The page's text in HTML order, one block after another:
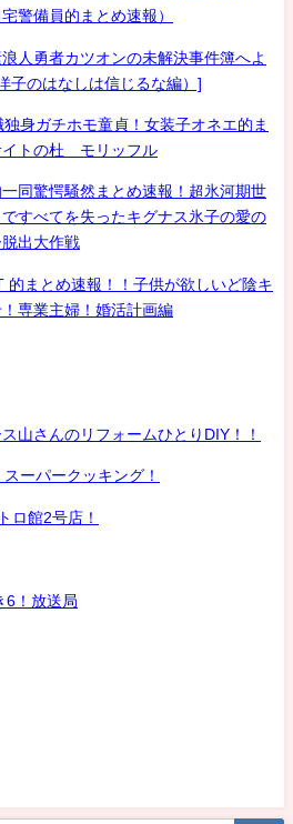
警備員的まとめ速報）
人勇者カツオンの未解決事件簿へよ
子のはなしは信じるな編）]
ガチホモ童貞！女装子オネエ的ま
イトの杜 モリッフル
同驚愕騒然まとめ速報！超氷河期世
すべてを失ったキグナス氷子の愛の
出大作戦
的まとめ速報！！子供が欲しいど陰キ
専業主婦！婚活計画編
山さんのリフォームひとりDIY！！
ーパークッキング！
ロ館2号店！
6！放送局